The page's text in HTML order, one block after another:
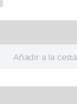
Añadir a la cesta